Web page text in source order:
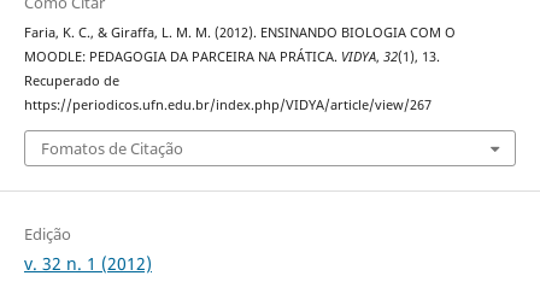
Faria, K. C., & Giraffa, L. M. M. (2012). ENSINANDO BIOLOGIA COM O
MOODLE: PEDAGOGIA DA PARCEIRA NA PRÁTICA. VIDYA, 32(1), 13.
Recuperado de
https://periodicos.ufn.edu.br/index.php/VIDYA/article/view/267
Fomatos de Citação
Edição
v. 32 n. 1 (2012)